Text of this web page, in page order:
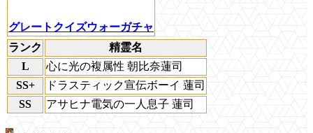
グレートクイズウォーガチャ
ランク
精霊名
L
心に光の複属性 朝比奈蓮司
SS+
ドラスティック宣伝ボーイ 蓮司
SS
アサヒナ電気の一人息子 蓮司